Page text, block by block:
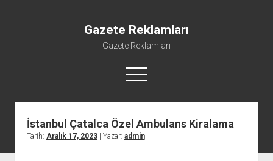
Gazete Reklamları
Gazete Reklamları
menüyü
aç
İstanbul Çatalca Özel Ambulans Kiralama
Tarih: Aralık 17, 2023| Yazar: admin